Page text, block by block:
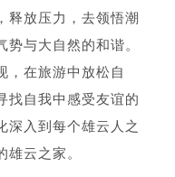
释放压力，去领悟潮
与大自然的和谐。
，在旅游中放松自
找自我中感受友谊的
深入到每个雄云人之
云之家。